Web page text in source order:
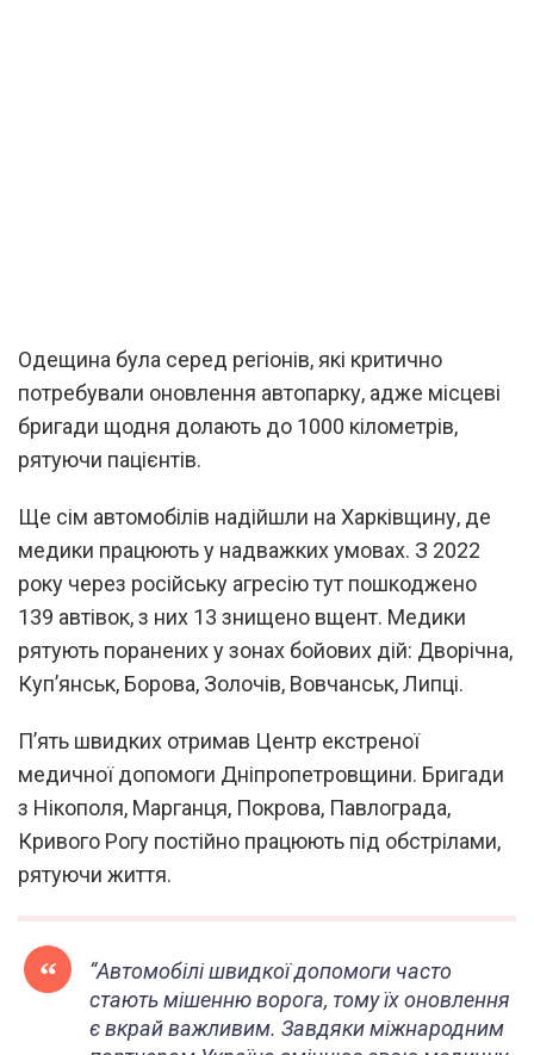
Одещина була серед регіонів, які критично
потребували оновлення автопарку, адже місцеві
бригади щодня долають до 1000 кілометрів,
рятуючи пацієнтів.
Ще сім автомобілів надійшли на Харківщину, де
медики працюють у надважких умовах. З 2022
року через російську агресію тут пошкоджено
139 автівок, з них 13 знищено вщент. Медики
рятують поранених у зонах бойових дій: Дворічна,
Куп’янськ, Борова, Золочів, Вовчанськ, Липці.
П’ять швидких отримав Центр екстреної
медичної допомоги Дніпропетровщини. Бригади
з Нікополя, Марганця, Покрова, Павлограда,
Кривого Рогу постійно працюють під обстрілами,
рятуючи життя.
“Автомобілі швидкої допомоги часто
стають мішенню ворога, тому їх оновлення
є вкрай важливим. Завдяки міжнародним